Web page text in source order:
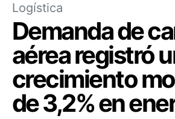
Logística
Demanda de
aérea registró
crecimiento
de 3,2% en